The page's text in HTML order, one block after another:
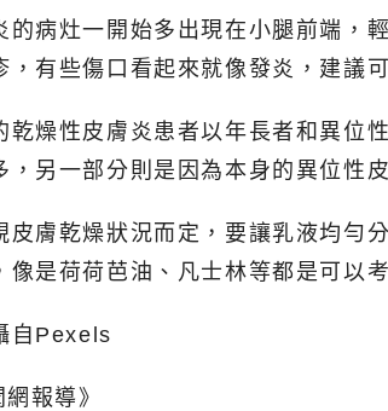
的病灶一開始多出現在小腿前端，
有些傷口看起來就像發炎，建議
乾燥性皮膚炎患者以年長者和異位
，另一部分則是因為本身的異位性
皮膚乾燥狀況而定，要讓乳液均勻
是荷荷芭油、凡士林等都是可以
自Pexels
報導》